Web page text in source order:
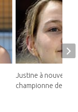
Justine à nouveau
championne de